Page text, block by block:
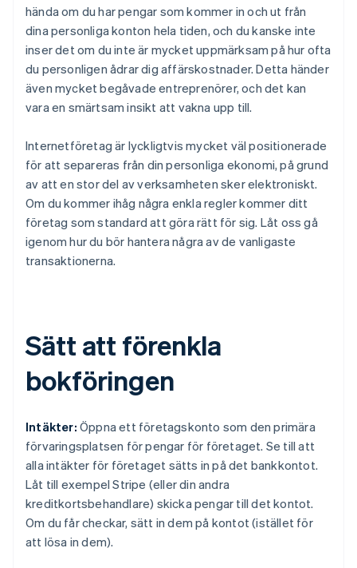
hända om du har pengar som kommer in och ut från
dina personliga konton hela tiden, och du kanske inte
inser det om du inte är mycket uppmärksam på hur ofta
du personligen ådrar dig affärskostnader. Detta händer
även mycket begåvade entreprenörer, och det kan
vara en smärtsam insikt att vakna upp till.
Internetföretag är lyckligtvis mycket väl positionerade
för att separeras från din personliga ekonomi, på grund
av att en stor del av verksamheten sker elektroniskt.
Om du kommer ihåg några enkla regler kommer ditt
företag som standard att göra rätt för sig. Låt oss gå
igenom hur du bör hantera några av de vanligaste
transaktionerna.
Sätt att förenkla
bokföringen
Intäkter: Öppna ett företagskonto som den primära
förvaringsplatsen för pengar för företaget. Se till att
alla intäkter för företaget sätts in på det bankkontot.
Låt till exempel Stripe (eller din andra
kreditkortsbehandlare) skicka pengar till det kontot.
Om du får checkar, sätt in dem på kontot (istället för
att lösa in dem).